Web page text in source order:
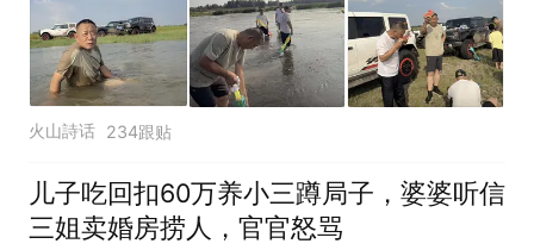
火山詩话 234跟贴
儿子吃回扣60万养小三蹲局子，婆婆听信
三姐卖婚房捞人，官官怒骂